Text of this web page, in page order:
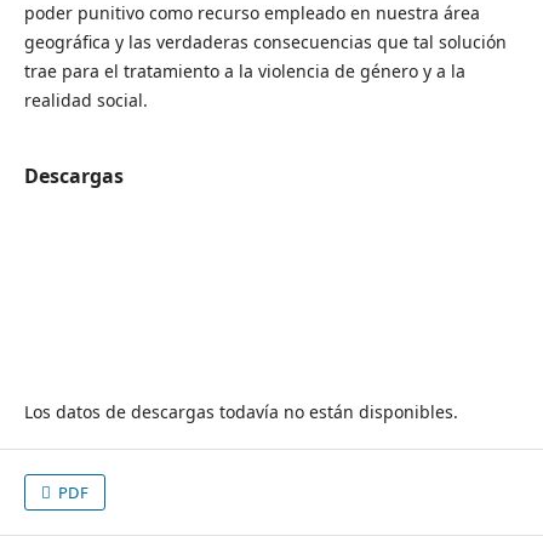
poder punitivo como recurso empleado en nuestra área
geográfica y las verdaderas consecuencias que tal solución
trae para el tratamiento a la violencia de género y a la
realidad social.
Descargas
Los datos de descargas todavía no están disponibles.
PDF